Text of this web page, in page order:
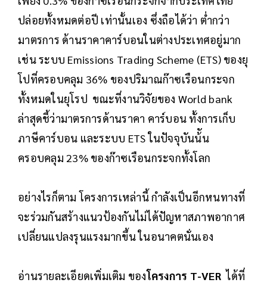
ปล่อยทั้งหมดต่อปี เท่านั้นเอง ซึ่งถือได้ว่า ต่ำกว่า
มาตรการ ด้านราคาคาร์บอนในต่างประเทศอยู่มาก
เช่น ระบบ Emissions Trading Scheme (ETS) ของยุ
โปที่ครอบคลุม 36% ของปริมาณก๊าซเรือนกระจก
ทั้งหมดในยุโรป ขณะที่งานวิจัยของ World bank
ล่าสุดชี้ว่ามาตรการด้านราคา คาร์บอน ทั้งการเก็บ
ภาษีคาร์บอน และระบบ ETS ในปัจจุบันน้ัน
ครอบคลุม 23% ของก๊าซเรือนกระจกทั้งโลก
อย่างไรก็ตาม โครงการเหล่านี้ กำลังเป็นอีกหนทางที่
จะร่วมกันสร้างแนวป้องกันไม่ได้ปัญหาสภาพอากาศ
เปลี่ยนแปลงรุนแรงมากขึ้น ในอนาคตนั่นเอง
อ่านรายละเอียดเพิ่มเติม ของโครงการ T-VERได้ที่